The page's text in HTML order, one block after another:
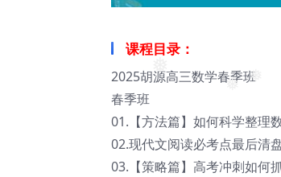
❅
课程目录：
2025胡源高三数学春季班
春季班
01.【方法篇】如何科学整理
02.现代文阅读必考点最后清
03.【策略篇】高考冲刺如何